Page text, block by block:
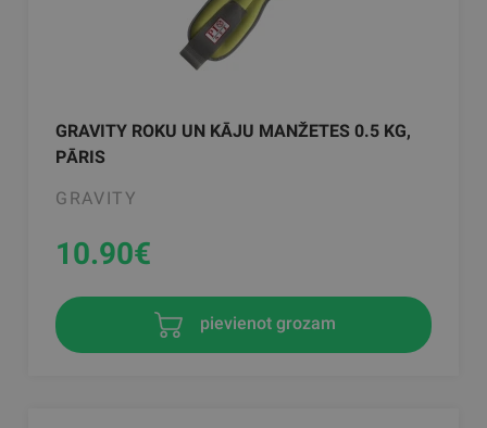
GRAVITY ROKU UN KĀJU MANŽETES 0.5 KG,
PĀRIS
GRAVITY
10.90€
pievienot grozam